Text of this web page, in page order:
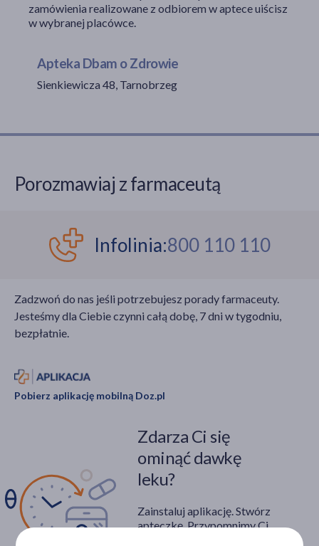
zamówienia realizowane z odbiorem w aptece uiścisz
w wybranej placówce.
Apteka Dbam o Zdrowie
Sienkiewicza 48, Tarnobrzeg
Porozmawiaj z farmaceutą
Infolinia:800 110 110
Zadzwoń do nas jeśli potrzebujesz porady farmaceuty.
Jesteśmy dla Ciebie czynni całą dobę, 7 dni w tygodniu,
bezpłatnie.
Pobierz aplikację mobilną Doz.pl
Zdarza Ci się
ominąć dawkę
leku?
Zainstaluj aplikację. Stwórz
apteczkę. Przypomnimy Ci